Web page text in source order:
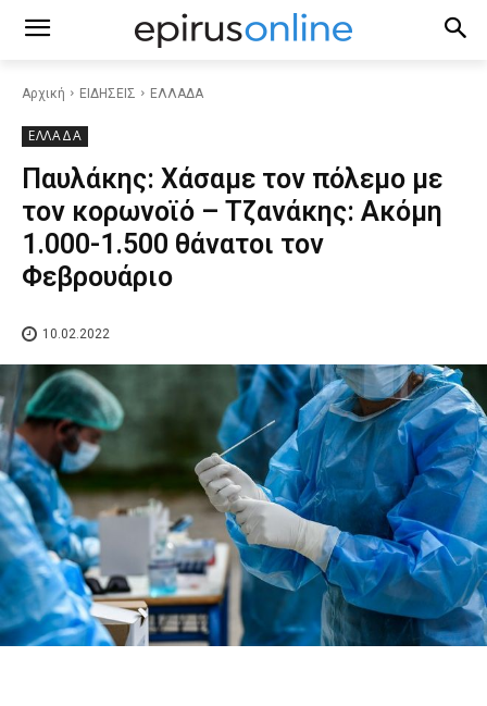
Αρχική ΕΙΔΗΣΕΙΣ ΕΛΛΑΔΑ
ΕΛΛΑΔΑ
Παυλάκης: Χάσαμε τον πόλεμο με
τον κορωνοϊό – Τζανάκης: Ακόμη
1.000-1.500 θάνατοι τον
Φεβρουάριο
10.02.2022